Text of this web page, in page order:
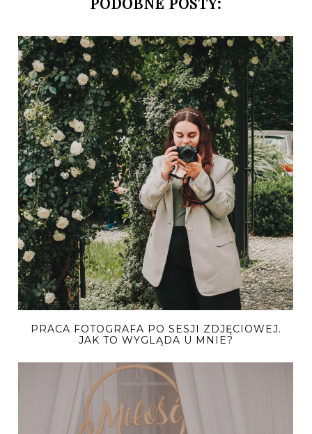
PRACA FOTOGRAFA PO SESJI ZDJĘCIOWEJ.
JAK TO WYGLĄDA U MNIE?